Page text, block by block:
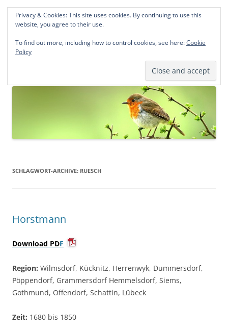
Norddeutsche Genealogien
Michael Kohlhaas und Jens Kirchhoff
springen
SCHLAGWORT-ARCHIVE: RUESCH
Horstmann
Download PDF
Region: Wilmsdorf, Kücknitz, Herrenwyk, Dummersdorf,
Pöppendorf, Grammersdorf Hemmelsdorf, Siems,
Gothmund, Offendorf, Schattin, Lübeck
Zeit: 1680 bis 1850
Privacy & Cookies: This site uses cookies. By continuing to use this
website, you agree to their use.
To find out more, including how to control cookies, see here:Cookie
Policy